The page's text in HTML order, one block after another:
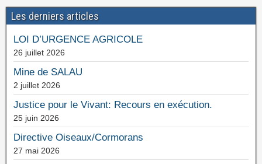
Les derniers articles
LOI D’URGENCE AGRICOLE
26 juillet 2026
Mine de SALAU
2 juillet 2026
Justice pour le Vivant: Recours en exécution.
25 juin 2026
Directive Oiseaux/Cormorans
27 mai 2026